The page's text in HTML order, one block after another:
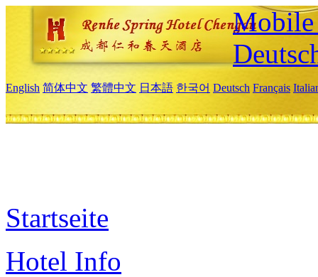
Mobile
English 简体中文 繁體中文 日本語 한국어 Deutsch Français
Startseite
Hotel Info